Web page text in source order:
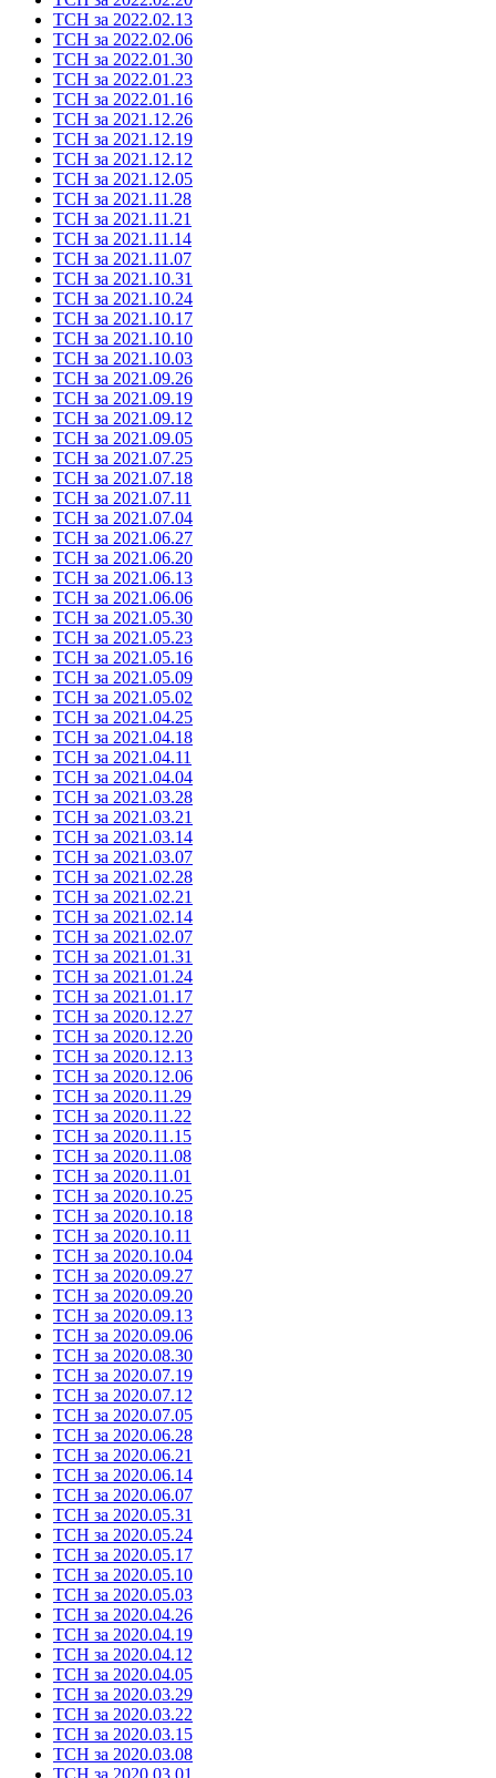
ТСН за 2022.02.13
ТСН за 2022.02.06
ТСН за 2022.01.30
ТСН за 2022.01.23
ТСН за 2022.01.16
ТСН за 2021.12.26
ТСН за 2021.12.19
ТСН за 2021.12.12
ТСН за 2021.12.05
ТСН за 2021.11.28
ТСН за 2021.11.21
ТСН за 2021.11.14
ТСН за 2021.11.07
ТСН за 2021.10.31
ТСН за 2021.10.24
ТСН за 2021.10.17
ТСН за 2021.10.10
ТСН за 2021.10.03
ТСН за 2021.09.26
ТСН за 2021.09.19
ТСН за 2021.09.12
ТСН за 2021.09.05
ТСН за 2021.07.25
ТСН за 2021.07.18
ТСН за 2021.07.11
ТСН за 2021.07.04
ТСН за 2021.06.27
ТСН за 2021.06.20
ТСН за 2021.06.13
ТСН за 2021.06.06
ТСН за 2021.05.30
ТСН за 2021.05.23
ТСН за 2021.05.16
ТСН за 2021.05.09
ТСН за 2021.05.02
ТСН за 2021.04.25
ТСН за 2021.04.18
ТСН за 2021.04.11
ТСН за 2021.04.04
ТСН за 2021.03.28
ТСН за 2021.03.21
ТСН за 2021.03.14
ТСН за 2021.03.07
ТСН за 2021.02.28
ТСН за 2021.02.21
ТСН за 2021.02.14
ТСН за 2021.02.07
ТСН за 2021.01.31
ТСН за 2021.01.24
ТСН за 2021.01.17
ТСН за 2020.12.27
ТСН за 2020.12.20
ТСН за 2020.12.13
ТСН за 2020.12.06
ТСН за 2020.11.29
ТСН за 2020.11.22
ТСН за 2020.11.15
ТСН за 2020.11.08
ТСН за 2020.11.01
ТСН за 2020.10.25
ТСН за 2020.10.18
ТСН за 2020.10.11
ТСН за 2020.10.04
ТСН за 2020.09.27
ТСН за 2020.09.20
ТСН за 2020.09.13
ТСН за 2020.09.06
ТСН за 2020.08.30
ТСН за 2020.07.19
ТСН за 2020.07.12
ТСН за 2020.07.05
ТСН за 2020.06.28
ТСН за 2020.06.21
ТСН за 2020.06.14
ТСН за 2020.06.07
ТСН за 2020.05.31
ТСН за 2020.05.24
ТСН за 2020.05.17
ТСН за 2020.05.10
ТСН за 2020.05.03
ТСН за 2020.04.26
ТСН за 2020.04.19
ТСН за 2020.04.12
ТСН за 2020.04.05
ТСН за 2020.03.29
ТСН за 2020.03.22
ТСН за 2020.03.15
ТСН за 2020.03.08
ТСН за 2020.03.01